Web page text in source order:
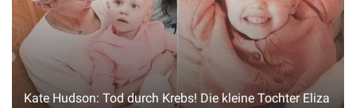
Kate Hudson: Tod durch Krebs! Die kleine Tochter Eliza